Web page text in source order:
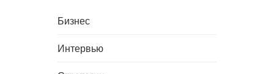
Бизнес
Интервью